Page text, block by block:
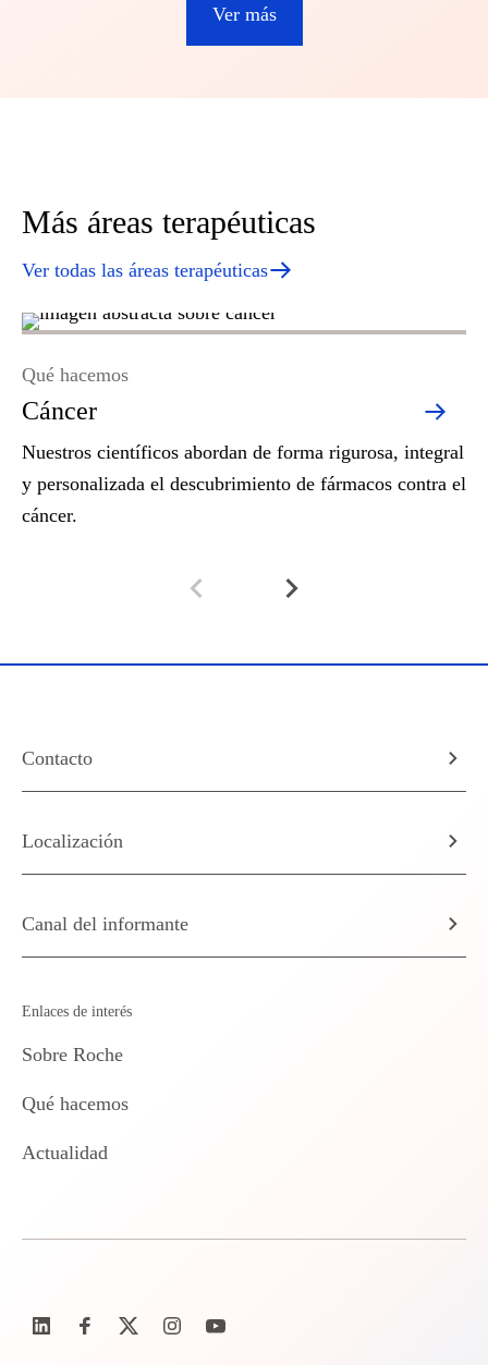
Ver más
Más áreas terapéuticas
Ver todas las áreas terapéuticas
Cáncer
Qué hacemos
Nuestros científicos abordan de forma rigurosa, integral
y personalizada el descubrimiento de fármacos contra el
cáncer.
Contacto
Localización
Canal del informante
Enlaces de interés
Sobre Roche
Qué hacemos
Actualidad